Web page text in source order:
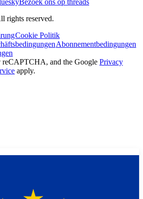
Bezoek ons op threads
rights reserved.
Cookie Politik
Abonnementbedingungen
reCAPTCHA, and the Google Privacy
apply.